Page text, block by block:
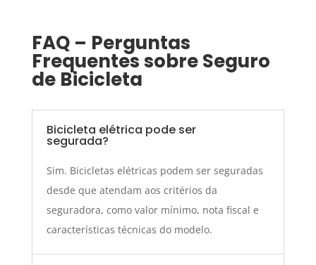
FAQ – Perguntas
Frequentes sobre Seguro
de Bicicleta
Bicicleta elétrica pode ser
segurada?
Sim. Bicicletas elétricas podem ser seguradas
desde que atendam aos critérios da
seguradora, como valor mínimo, nota fiscal e
características técnicas do modelo.